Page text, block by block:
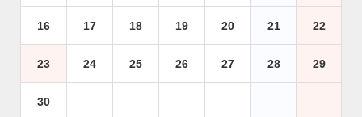
16 17 18 19 20 21 22
23 24 25 26 27 28 29
30